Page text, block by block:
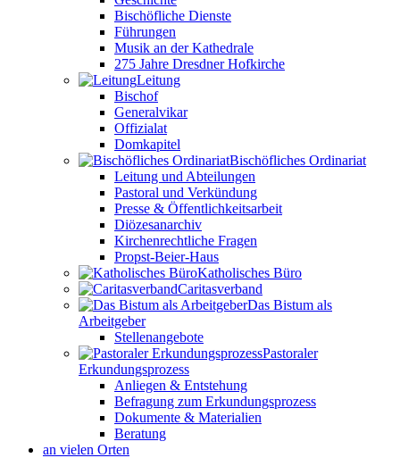
Bischöfliche Dienste
Führungen
Musik an der Kathedrale
275 Jahre Dresdner Hofkirche
Leitung
Bischof
Generalvikar
Offizialat
Domkapitel
Bischöfliches Ordinariat
Leitung und Abteilungen
Pastoral und Verkündung
Presse & Öffentlichkeitsarbeit
Diözesanarchiv
Kirchenrechtliche Fragen
Propst-Beier-Haus
Katholisches Büro
Caritasverband
Das Bistum als
Arbeitgeber
Stellenangebote
Pastoraler
Erkundungsprozess
Anliegen & Entstehung
Befragung zum Erkundungsprozess
Dokumente & Materialien
Beratung
an vielen Orten